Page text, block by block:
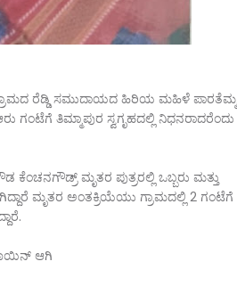
ರೆಡ್ಡಿ ಸಮುದಾಯದ ಹಿರಿಯ ಮಹಿಳೆ ಪಾರತೆಮ್ಮ
ತಿಮ್ಮಾಪುರ ಸ್ವಗೃಹದಲ್ಲಿ ನಿಧನರಾದರೆಂದು
ಮೃತರ ಪುತ್ರರಲ್ಲಿ ಒಬ್ಬರು ಮತ್ತು
ಮೃತರ ಅಂತಕ್ರಿಯೆಯು ಗ್ರಾಮದಲ್ಲಿ 2 ಗಂಟೆಗೆ
ಆಗಿ